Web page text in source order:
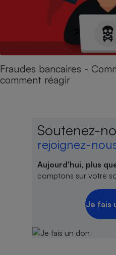
Fraudes bancaires -
comment réagir
Soutenez-
rejoignez-
Aujourd'hui, plus
comptons sur votre
Je fais